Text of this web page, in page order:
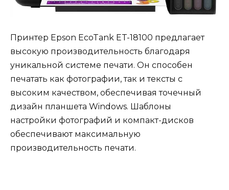
Принтер Epson EcoTank ET-18100 предлагает
высокую производительность благодаря
уникальной системе печати. Он способен
печатать как фотографии, так и тексты с
высоким качеством, обеспечивая точечный
дизайн планшета Windows. Шаблоны
настройки фотографий и компакт-дисков
обеспечивают максимальную
производительность печати.